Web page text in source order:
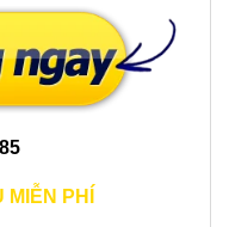
PHÍ